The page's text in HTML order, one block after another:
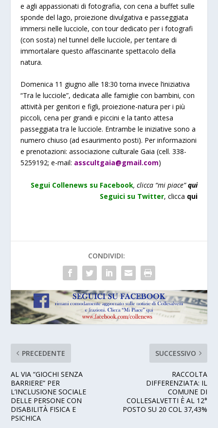
e agli appassionati di fotografia, con cena a buffet sulle
sponde del lago, proiezione divulgativa e passeggiata
immersi nelle lucciole, con tour dedicato per i fotografi
(con sosta) nel tunnel delle lucciole, per tentare di
immortalare questo affascinante spettacolo della
natura.
Domenica 11 giugno alle 18:30 torna invece l’iniziativa
“Tra le lucciole”, dedicata alle famiglie con bambini, con
attività per genitori e figli, proiezione-natura per i più
piccoli, cena per grandi e piccini e la tanto attesa
passeggiata tra le lucciole. Entrambe le iniziative sono a
numero chiuso (ad esaurimento posti). Per informazioni
e prenotazioni: associazione culturale Gaia (cell. 338-
5259192; e-mail: asscultgaia@gmail.com)
Segui Collenews su Facebook, clicca “mi piace” qui
Seguici su Twitter, clicca qui
CONDIVIDI:
PRECEDENTE
AL VIA “GIOCHI SENZA
BARRIERE” PER
L’INCLUSIONE SOCIALE
DELLE PERSONE CON
DISABILITÀ FISICA E
PSICHICA
SUCCESSIVO
RACCOLTA
DIFFERENZIATA: IL
COMUNE DI
COLLESALVETTI È AL 12°
POSTO SU 20 COL 37,43%